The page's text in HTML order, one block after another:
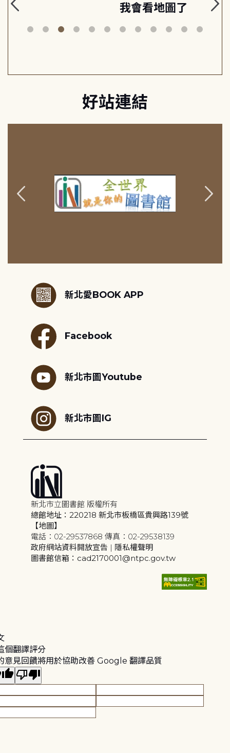
我會看地圖了
美
好站連結
新北愛BOOK APP
Facebook
新北市圖Youtube
新北市圖IG
新北市立圖書館 版權所有
總館地址：220218 新北市板橋區貴興路139號
【地圖】
電話：02-29537868 傳真：02-29538139
政府網站資料開放宣告 | 隱私權聲明
圖書館信箱：cad2170001@ntpc.gov.tw
個翻譯評分
意見回饋將用於協助改善 Google 翻譯品質